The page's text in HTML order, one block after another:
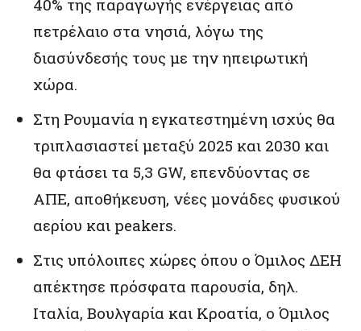
40% της παραγωγής ενέργειας από
πετρέλαιο στα νησιά, λόγω της
διασύνδεσής τους με την ηπειρωτική
χώρα.
Στη Ρουμανία η εγκατεστημένη ισχύς θα
τριπλασιαστεί μεταξύ 2025 και 2030 και
θα φτάσει τα 5,3 GW, επενδύοντας σε
ΑΠΕ, αποθήκευση, νέες μονάδες φυσικού
αερίου και peakers.
Στις υπόλοιπες χώρες όπου ο Όμιλος ΔΕΗ
απέκτησε πρόσφατα παρουσία, δηλ.
Ιταλία, Βουλγαρία και Κροατία, ο Όμιλος